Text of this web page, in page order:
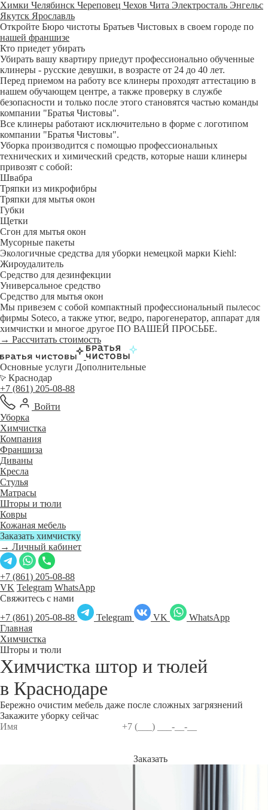
Химки Челябинск Череповец Чехов Чита Электросталь Энгельс
Якутск Ярославль
Откройте Бюро чистоты Братьев Чистовых в своем городе по
нашей франшизе
Кто приедет убирать
Убирать вашу квартиру приедут профессионально обученные
клинеры - русские девушки, в возрасте от 24 до 40 лет.
Перед приемом на работу все клинеры проходят аттестацию в
нашем обучающем центре, а также проверку в службе
безопасности и только после этого становятся частью команды
компании "Братья Чистовы".
Все клинеры работают исключительно в форме с логотипом
компании "Братья Чистовы".
Уборка производится с помощью профессиональных
технических и химический средств, которые наши клинеры
привозят с собой:
Швабра
Тряпки из микрофибры
Тряпки для мытья окон
Губки
Щетки
Сгон для мытья окон
Мусорные пакеты
Экологичные средства для уборки немецкой марки Kiehl:
Жироудалитель
Средство для дезинфекции
Универсальное средство
Средство для мытья окон
Мы привезем с собой компактный профессиональный пылесос
фирмы Soteco, а также утюг, ведро, парогенератор, аппарат для
химчистки и многое другое ПО ВАШЕЙ ПРОСЬБЕ.
→ Рассчитать стоимость
Основные услуги Дополнительные
Краснодар
+7 (861) 205-08-88
Войти
Уборка
Химчистка
Компания
Франшиза
Диваны
Кресла
Стулья
Матрасы
Шторы и тюли
Ковры
Кожаная мебель
Заказать химчистку
→ Личный кабинет
+7 (861) 205-08-88
VK Telegram WhatsApp
Свяжитесь с нами
+7 (861) 205-08-88
Telegram VK
WhatsApp
Главная
Химчистка
Шторы и тюли
Химчистка штор и тюлей
в Краснодаре
Бережно очистим мебель даже после сложных загрязнений
Закажите уборку сейчас
Заказать